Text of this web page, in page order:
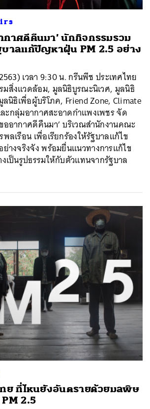
าศดีคืนมา’ นักกิจกรรมรวม
บาลแก้ปัญหาฝุ่น PM 2.5 อย่าง
เวลา 9:30 น. กรีนพีช ประเทศไทย
มสิ่งแวดล้อม, มูลนิธิบูรณะนิเวศ, มูลนิธิ
นิธิเพื่อผู้บริโภค, Friend Zone, Climate
ะกลุ่มอากาศสะอาดกำแพงเพชร จัด
อากาศดีคืนมา’ บริเวณสำนักงานคณะ
พลเรือน เพื่อเรียกร้องให้รัฐบาลแก้ไข
างจริงจัง พร้อมยื่นแนวทางการแก้ไข
เป็นรูปธรรมให้กับตัวแทนจากรัฐบาล
ทย ที่ไหนยังอันตรายด้วยมลพิษ
2.5